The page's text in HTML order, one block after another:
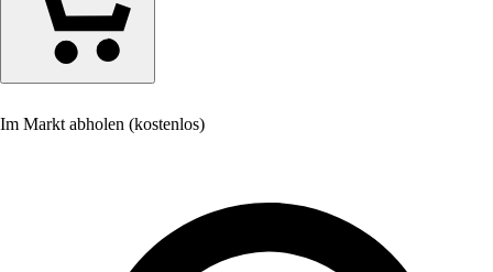
Im Markt abholen (kostenlos)